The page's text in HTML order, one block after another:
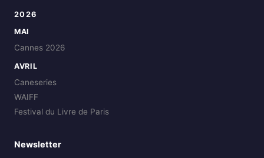
2026
MAI
Cannes 2026
AVRIL
Caneseries
WAIFF
Festival du Livre de Paris
Newsletter